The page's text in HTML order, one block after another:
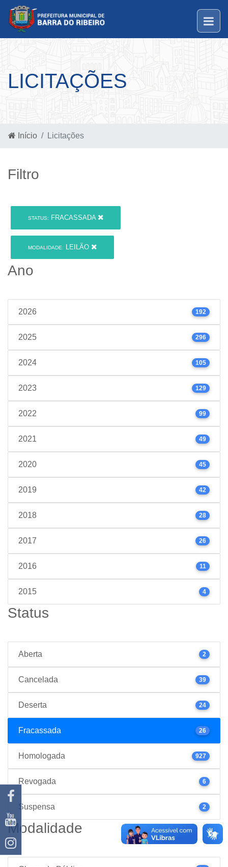
LICITAÇÕES
Início Licitações
Filtro
STATUS: FRACASSADA
MODALIDADE: LEILÃO
Ano
2026 192
2025 296
2024 105
2023 129
2022 99
2021 49
2020 45
2019 42
2018 28
2017 26
2016 11
2015 4
Status
Aberta 2
Cancelada 39
Deserta 24
Fracassada 26
Homologada 927
Revogada 6
Suspensa 2
Modalidade